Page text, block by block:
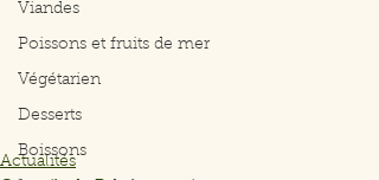
Viandes
Poissons et fruits de mer
Végétarien
Desserts
Boissons
Actualités